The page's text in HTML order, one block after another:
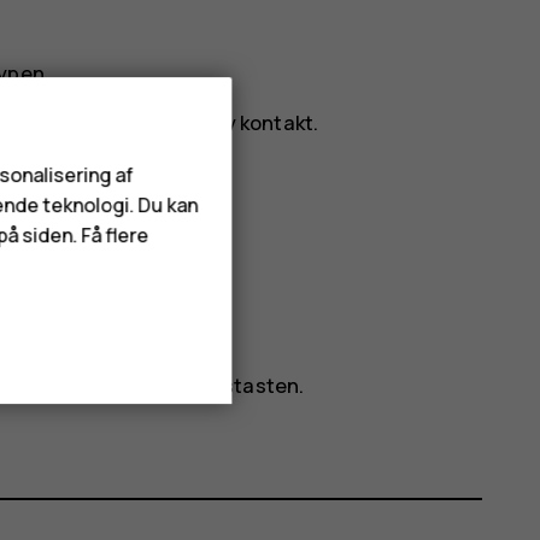
Ny kontakt.
kontakt.
til, og tryk på opkaldstasten.
af
teknologi. Du kan
siden. Få flere